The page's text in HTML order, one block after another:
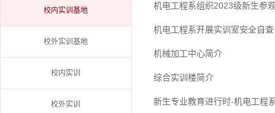
校内实训基地
校外实训基地
校内实训
校外实训
机电工程系组织2023级新生参
机电工程系开展实训室安全自
机械加工中心简介
综合实训楼简介
新生专业教育进行时-机电工程